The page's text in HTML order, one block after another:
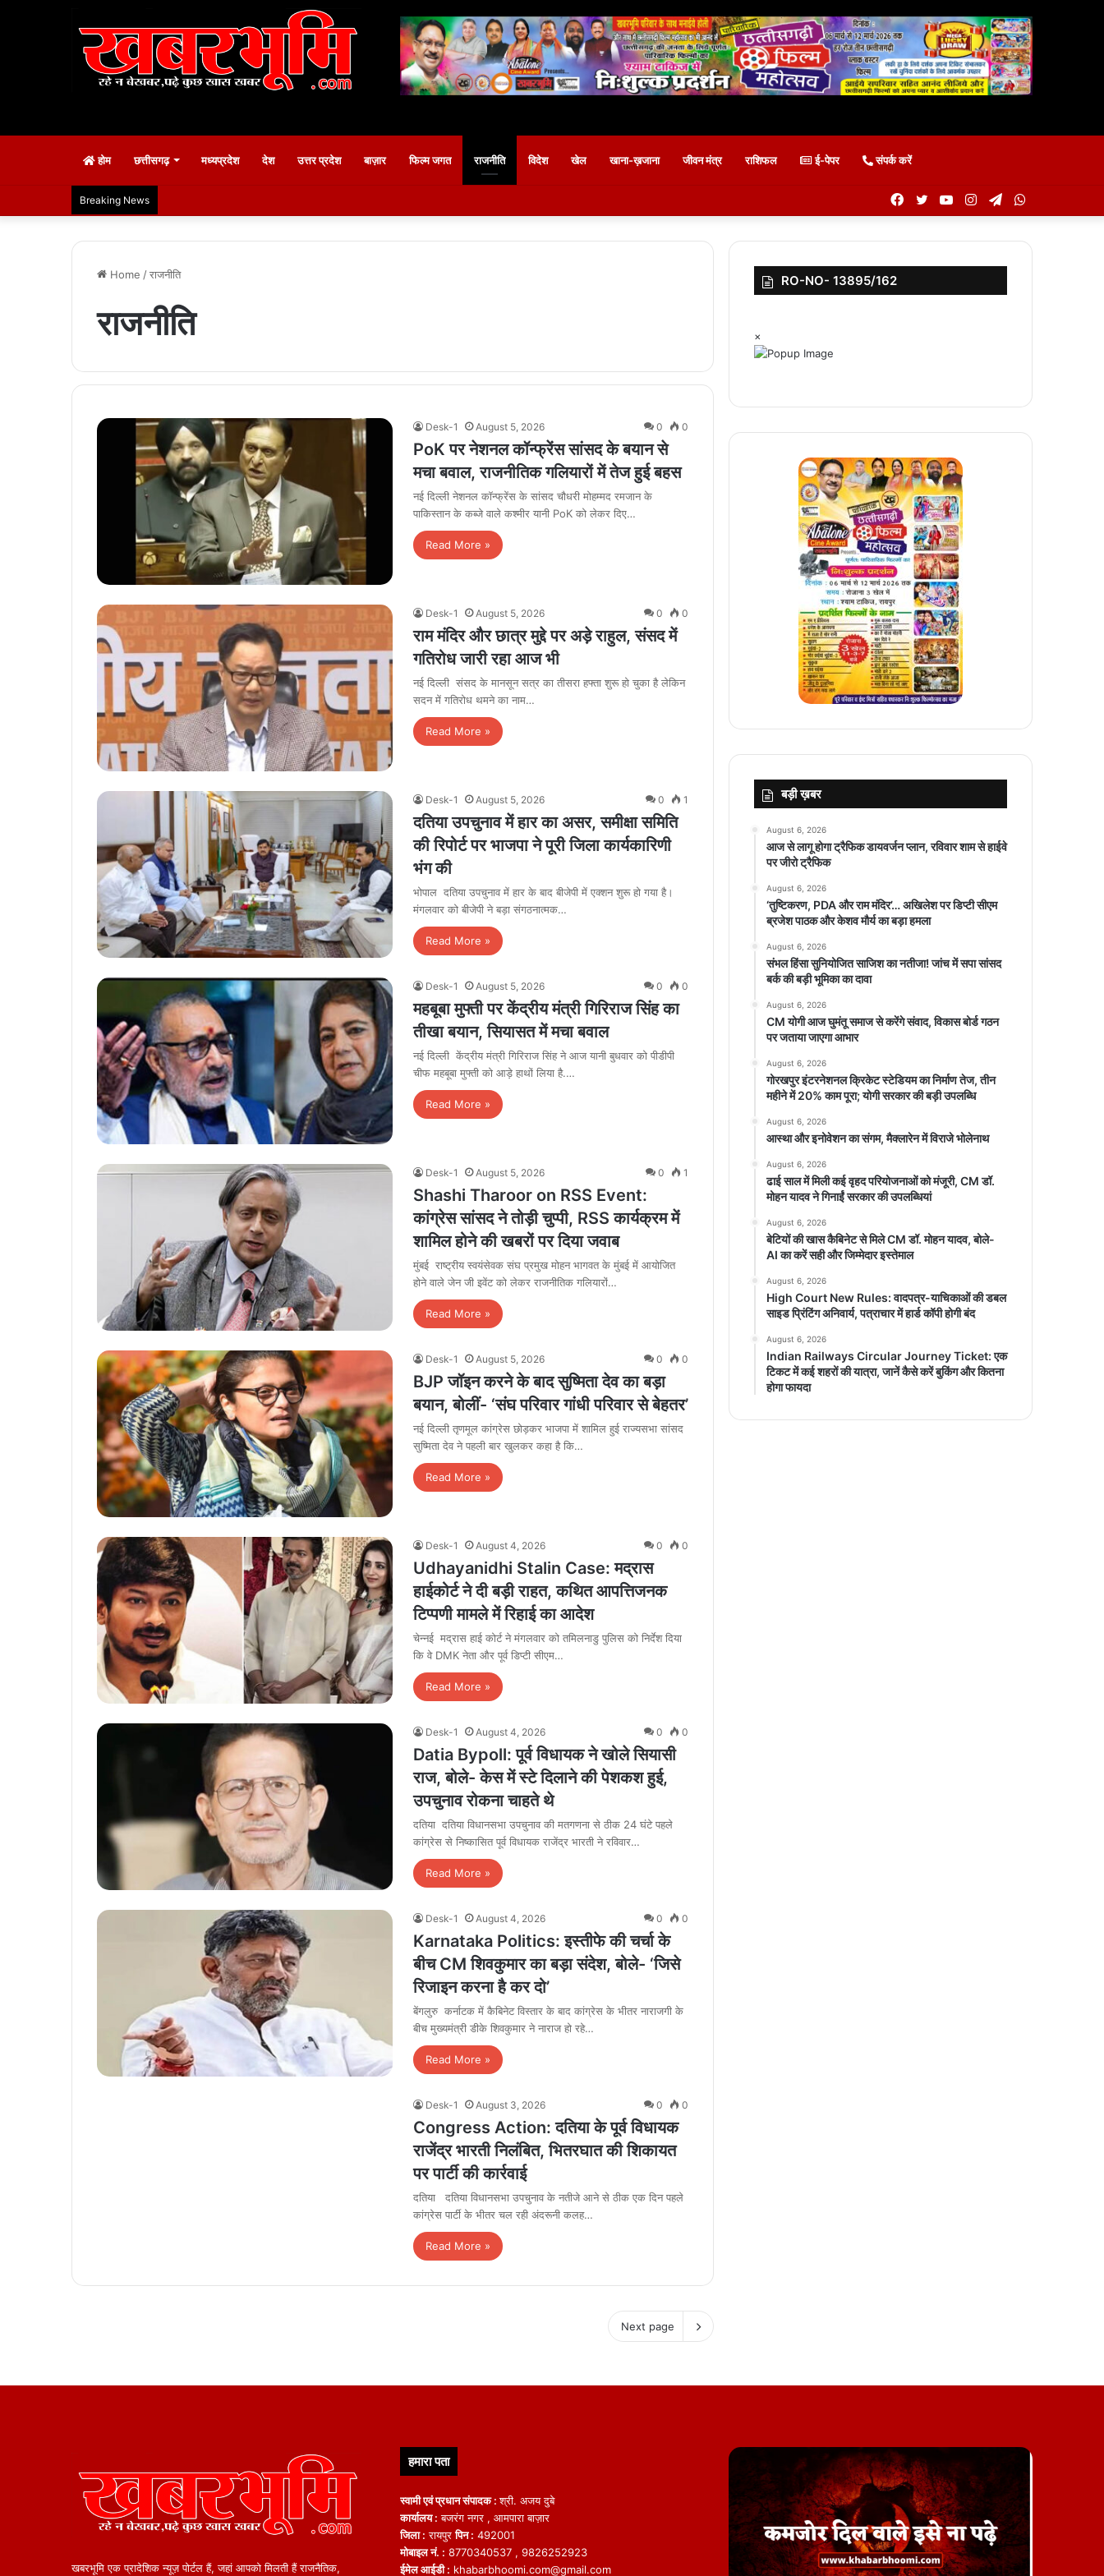
होम छत्तीसगढ़ मध्यप्रदेश देश उत्तर प्रदेश बाज़ार फिल्म जगत राजनीति विदेश खेल खाना-ख़जाना जीवन मंत्र राशिफल ई-पेपर संपर्क करें
Breaking News Telegram
Instagram
YouTube
Twitter
Facebook
Home /राजनीति
राजनीति
Desk-1 August 5, 2026 0 0
PoK पर नेशनल कॉन्फ्रेंस सांसद के बयान से
मचा बवाल, राजनीतिक गलियारों में तेज हुई बहस
नई दिल्ली नेशनल कॉन्फ्रेंस के सांसद चौधरी मोहम्मद रमजान के
पाकिस्तान के कब्जे वाले कश्मीर यानी PoK को लेकर दिए…
Read More »
Desk-1 August 5, 2026 0 0
राम मंदिर और छात्र मुद्दे पर अड़े राहुल, संसद में
गतिरोध जारी रहा आज भी
नई दिल्ली संसद के मानसून सत्र का तीसरा हफ्ता शुरू हो चुका है लेकिन
सदन में गतिरोध थमने का नाम…
Read More »
Desk-1 August 5, 2026 0 1
दतिया उपचुनाव में हार का असर, समीक्षा समिति
की रिपोर्ट पर भाजपा ने पूरी जिला कार्यकारिणी
भंग की
भोपाल दतिया उपचुनाव में हार के बाद बीजेपी में एक्शन शुरू हो गया है।
मंगलवार को बीजेपी ने बड़ा संगठनात्मक…
Read More »
Desk-1 August 5, 2026 0 0
महबूबा मुफ्ती पर केंद्रीय मंत्री गिरिराज सिंह का
तीखा बयान, सियासत में मचा बवाल
नई दिल्ली केंद्रीय मंत्री गिरिराज सिंह ने आज यानी बुधवार को पीडीपी
चीफ महबूबा मुफ्ती को आड़े हाथों लिया है.…
Read More »
Desk-1 August 5, 2026 0 1
Shashi Tharoor on RSS Event:
कांग्रेस सांसद ने तोड़ी चुप्पी, RSS कार्यक्रम में
शामिल होने की खबरों पर दिया जवाब
मुंबई राष्ट्रीय स्वयंसेवक संघ प्रमुख मोहन भागवत के मुंबई में आयोजित
होने वाले जेन जी इवेंट को लेकर राजनीतिक गलियारों…
Read More »
Desk-1 August 5, 2026 0 0
BJP जॉइन करने के बाद सुष्मिता देव का बड़ा
बयान, बोलीं- ‘संघ परिवार गांधी परिवार से बेहतर’
नई दिल्ली तृणमूल कांग्रेस छोड़कर भाजपा में शामिल हुई राज्यसभा सांसद
सुष्मिता देव ने पहली बार खुलकर कहा है कि…
Read More »
Desk-1 August 4, 2026 0 0
Udhayanidhi Stalin Case: मद्रास
हाईकोर्ट ने दी बड़ी राहत, कथित आपत्तिजनक
टिप्पणी मामले में रिहाई का आदेश
चेन्नई मद्रास हाई कोर्ट ने मंगलवार को तमिलनाडु पुलिस को निर्देश दिया
कि वे DMK नेता और पूर्व डिप्टी सीएम…
Read More »
Desk-1 August 4, 2026 0 0
Datia Bypoll: पूर्व विधायक ने खोले सियासी
राज, बोले- केस में स्टे दिलाने की पेशकश हुई,
उपचुनाव रोकना चाहते थे
दतिया दतिया विधानसभा उपचुनाव की मतगणना से ठीक 24 घंटे पहले
कांग्रेस से निष्कासित पूर्व विधायक राजेंद्र भारती ने रविवार…
Read More »
Desk-1 August 4, 2026 0 0
Karnataka Politics: इस्तीफे की चर्चा के
बीच CM शिवकुमार का बड़ा संदेश, बोले- ‘जिसे
रिजाइन करना है कर दो’
बेंगलुरु कर्नाटक में कैबिनेट विस्तार के बाद कांग्रेस के भीतर नाराजगी के
बीच मुख्यमंत्री डीके शिवकुमार ने नाराज हो रहे…
Read More »
Desk-1 August 3, 2026 0 0
Congress Action: दतिया के पूर्व विधायक
राजेंद्र भारती निलंबित, भितरघात की शिकायत
पर पार्टी की कार्रवाई
दतिया दतिया विधानसभा उपचुनाव के नतीजे आने से ठीक एक दिन पहले
कांग्रेस पार्टी के भीतर चल रही अंदरूनी कलह…
Read More »
Next page
RO-NO- 13895/162
×
बड़ी ख़बर
August 6, 2026
आज से लागू होगा ट्रैफिक डायवर्जन प्लान, रविवार शाम से हाईवे
पर जीरो ट्रैफिक
August 6, 2026
‘तुष्टिकरण, PDA और राम मंदिर’… अखिलेश पर डिप्टी सीएम
ब्रजेश पाठक और केशव मौर्य का बड़ा हमला
August 6, 2026
संभल हिंसा सुनियोजित साजिश का नतीजा! जांच में सपा सांसद
बर्क की बड़ी भूमिका का दावा
August 6, 2026
CM योगी आज घुमंतू समाज से करेंगे संवाद, विकास बोर्ड गठन
पर जताया जाएगा आभार
August 6, 2026
गोरखपुर इंटरनेशनल क्रिकेट स्टेडियम का निर्माण तेज, तीन
महीने में 20% काम पूरा; योगी सरकार की बड़ी उपलब्धि
August 6, 2026
आस्था और इनोवेशन का संगम, मैक्लारेन में विराजे भोलेनाथ
August 6, 2026
ढाई साल में मिली कई वृहद परियोजनाओं को मंजूरी, CM डॉ.
मोहन यादव ने गिनाईं सरकार की उपलब्धियां
August 6, 2026
बेटियों की खास कैबिनेट से मिले CM डॉ. मोहन यादव, बोले-
AI का करें सही और जिम्मेदार इस्तेमाल
August 6, 2026
High Court New Rules: वादपत्र-याचिकाओं की डबल
साइड प्रिंटिंग अनिवार्य, पत्राचार में हार्ड कॉपी होगी बंद
August 6, 2026
Indian Railways Circular Journey Ticket: एक
टिकट में कई शहरों की यात्रा, जानें कैसे करें बुकिंग और कितना
होगा फायदा
खबरभूमि एक प्रादेशिक न्यूज़ पोर्टल हैं, जहां आपको मिलती हैं राजनैतिक,
हमारा पता
स्वामी एवं प्रधान संपादक :श्री. अजय दुबे
कार्यालय : बजरंग नगर , आमपारा बाज़ार
जिला : रायपुरपिन : 492001
मोबाइल नं. : 8770340537 , 9826252923
ईमेल आईडी : khabarbhoomi.com@gmail.com